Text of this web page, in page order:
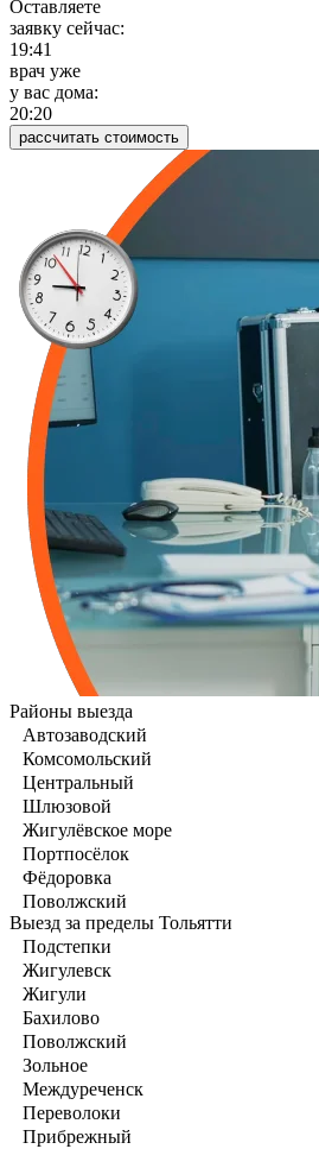
Оставляете
заявку сейчас:
19:41
врач уже
у вас дома:
20:20
рассчитать стоимость
Районы выезда
Автозаводский
Комсомольский
Центральный
Шлюзовой
Жигулёвское море
Портпосёлок
Фёдоровка
Поволжский
Выезд за пределы Тольятти
Подстепки
Жигулевск
Жигули
Бахилово
Поволжский
Зольное
Междуреченск
Переволоки
Прибрежный